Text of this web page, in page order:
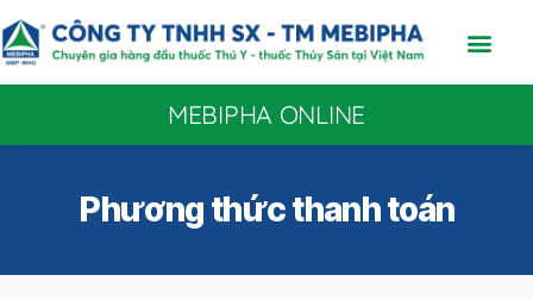
MEBIPHA ONLINE
Phương thức thanh toán